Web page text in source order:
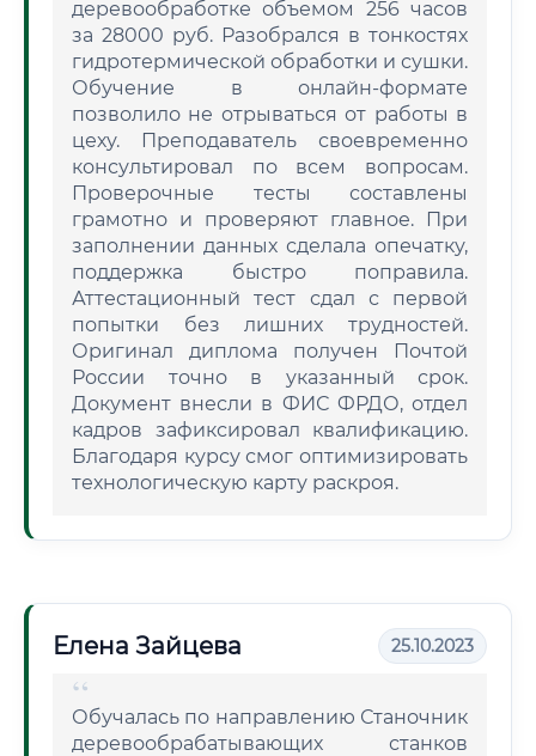
деревообработке объемом 256 часов
за 28000 руб. Разобрался в тонкостях
гидротермической обработки и сушки.
Обучение в онлайн-формате
позволило не отрываться от работы в
цеху. Преподаватель своевременно
консультировал по всем вопросам.
Проверочные тесты составлены
грамотно и проверяют главное. При
заполнении данных сделала опечатку,
поддержка быстро поправила.
Аттестационный тест сдал с первой
попытки без лишних трудностей.
Оригинал диплома получен Почтой
России точно в указанный срок.
Документ внесли в ФИС ФРДО, отдел
кадров зафиксировал квалификацию.
Благодаря курсу смог оптимизировать
технологическую карту раскроя.
Елена Зайцева 25.10.2023
Обучалась по направлению Станочник
деревообрабатывающих станков